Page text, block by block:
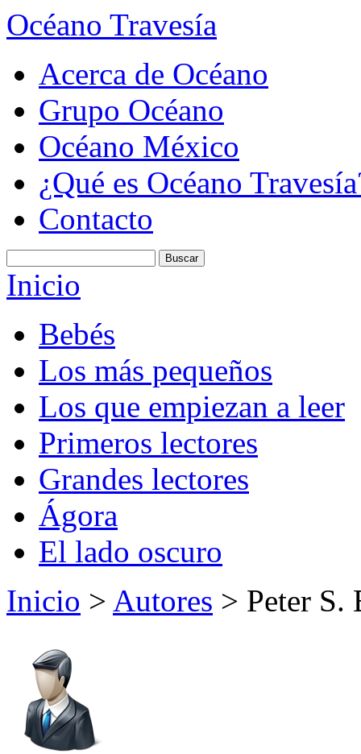
Océano Travesía
Acerca de Océano
Grupo Océano
Océano México
¿Qué es Océano
Contacto
Inicio
Bebés
Los más pequeños
Los que empiezan a leer
Primeros lectores
Grandes lectores
Ágora
El lado oscuro
Inicio > Autores > Peter S.